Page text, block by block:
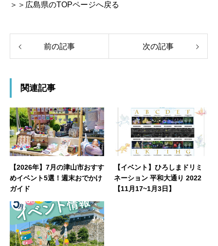
＞＞広島県のTOPページへ戻る
前の記事 次の記事
関連記事
【2026年】7月の津山市おすす
めイベント5選！週末おでかけ
ガイド
【イベント】ひろしまドリミ
ネーション 平和大通り 2022
【11月17~1月3日】